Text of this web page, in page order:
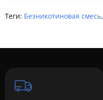
Теги: Безникотиновая смесь,